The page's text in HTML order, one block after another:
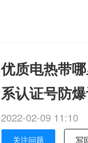
优质电热带
系认证号防
2022-02-09 11:10
关注问题 写